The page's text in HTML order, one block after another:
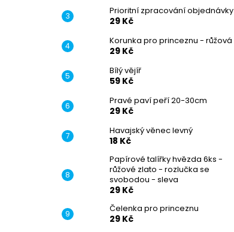
Prioritní zpracování objednávky
29 Kč
Korunka pro princeznu - růžová
29 Kč
Bílý vějíř
59 Kč
Pravé paví peří 20-30cm
29 Kč
Havajský věnec levný
18 Kč
Papírové talířky hvězda 6ks -
růžové zlato - rozlučka se
svobodou - sleva
29 Kč
Čelenka pro princeznu
29 Kč